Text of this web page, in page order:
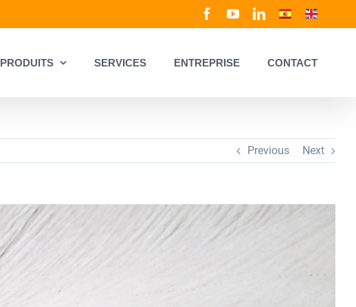
FacebookYouTubeLinkedIn
SpanishEnglish
PRODUITS SERVICES ENTREPRISE CONTACT
Previous Next